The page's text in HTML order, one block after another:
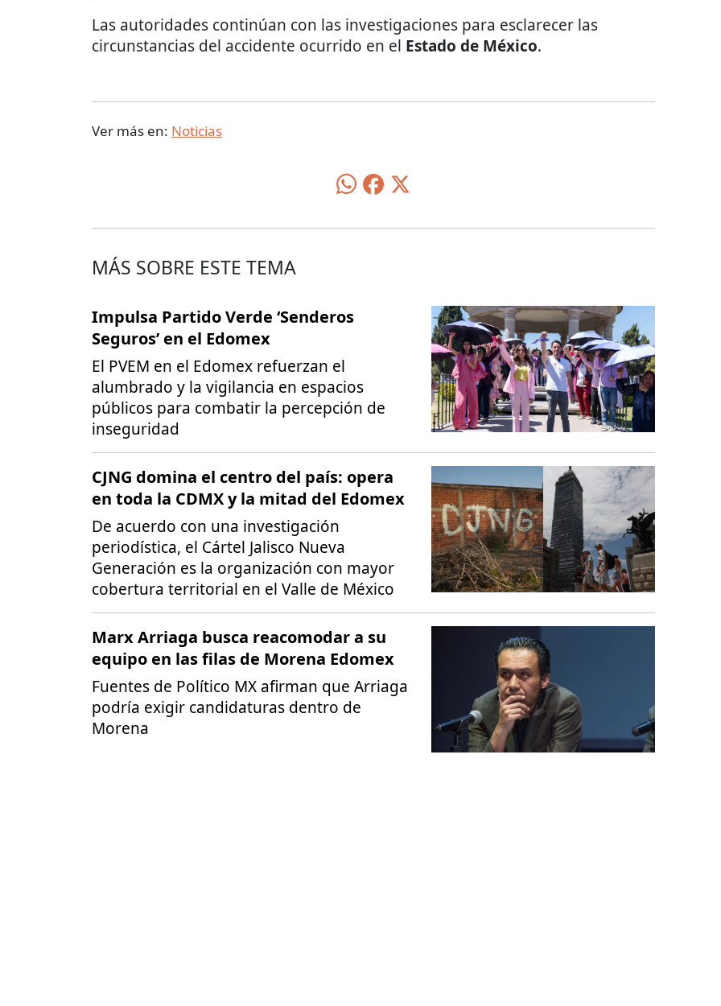
Las autoridades continúan con las investigaciones para esclarecer las
circunstancias del accidente ocurrido en el Estado de México.
Ver más en: Noticias
MÁS SOBRE ESTE TEMA
Impulsa Partido Verde ‘Senderos
Seguros’ en el Edomex
El PVEM en el Edomex refuerzan el
alumbrado y la vigilancia en espacios
públicos para combatir la percepción de
inseguridad
CJNG domina el centro del país: opera
en toda la CDMX y la mitad del Edomex
De acuerdo con una investigación
periodística, el Cártel Jalisco Nueva
Generación es la organización con mayor
cobertura territorial en el Valle de México
Marx Arriaga busca reacomodar a su
equipo en las filas de Morena Edomex
Fuentes de Político MX afirman que Arriaga
podría exigir candidaturas dentro de
Morena